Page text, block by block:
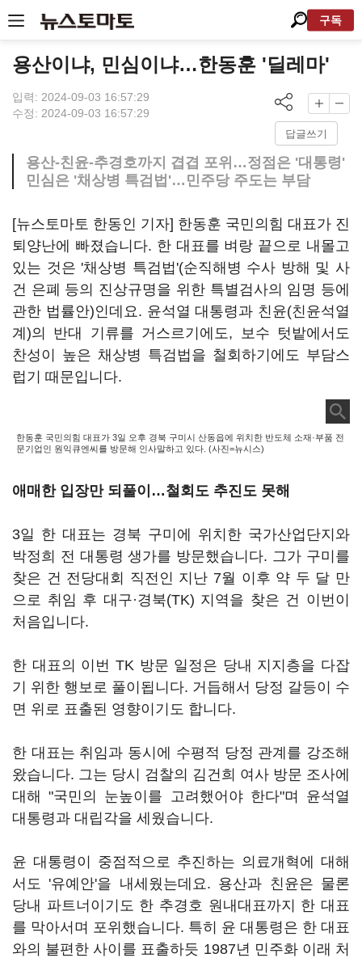
구독
용산이냐, 민심이냐…한동훈 '딜레마'
입력: 2024-09-03 16:57:29
수정: 2024-09-03 16:57:29
답글쓰기
용산-친윤-추경호까지 겹겹 포위…정점은 '대통령'
민심은 '채상병 특검법'…민주당 주도는 부담
[뉴스토마토 한동인 기자] 한동훈 국민의힘 대표가 진
퇴양난에 빠졌습니다. 한 대표를 벼랑 끝으로 내몰고
있는 것은 '채상병 특검법'(순직해병 수사 방해 및 사
건 은폐 등의 진상규명을 위한 특별검사의 임명 등에
관한 법률안)인데요. 윤석열 대통령과 친윤(친윤석열
계)의 반대 기류를 거스르기에도, 보수 텃밭에서도
찬성이 높은 채상병 특검법을 철회하기에도 부담스
럽기 때문입니다.
한동훈 국민의힘 대표가 3일 오후 경북 구미시 산동읍에 위치한 반도체 소재·부품 전
문기업인 원익큐엔씨를 방문해 인사말하고 있다. (사진=뉴시스)
애매한 입장만 되풀이…철회도 추진도 못해
3일 한 대표는 경북 구미에 위치한 국가산업단지와
박정희 전 대통령 생가를 방문했습니다. 그가 구미를
찾은 건 전당대회 직전인 지난 7월 이후 약 두 달 만
으로 취임 후 대구·경북(TK) 지역을 찾은 건 이번이
처음입니다.
한 대표의 이번 TK 방문 일정은 당내 지지층을 다잡
기 위한 행보로 풀이됩니다. 거듭해서 당정 갈등이 수
면 위로 표출된 영향이기도 합니다.
한 대표는 취임과 동시에 수평적 당정 관계를 강조해
왔습니다. 그는 당시 검찰의 김건희 여사 방문 조사에
대해 "국민의 눈높이를 고려했어야 한다"며 윤석열
대통령과 대립각을 세웠습니다.
윤 대통령이 중점적으로 추진하는 의료개혁에 대해
서도 '유예안'을 내세웠는데요. 용산과 친윤은 물론
당내 파트너이기도 한 추경호 원내대표까지 한 대표
를 막아서며 포위했습니다. 특히 윤 대통령은 한 대표
와의 불편한 사이를 표출하듯 1987년 민주화 이래 처